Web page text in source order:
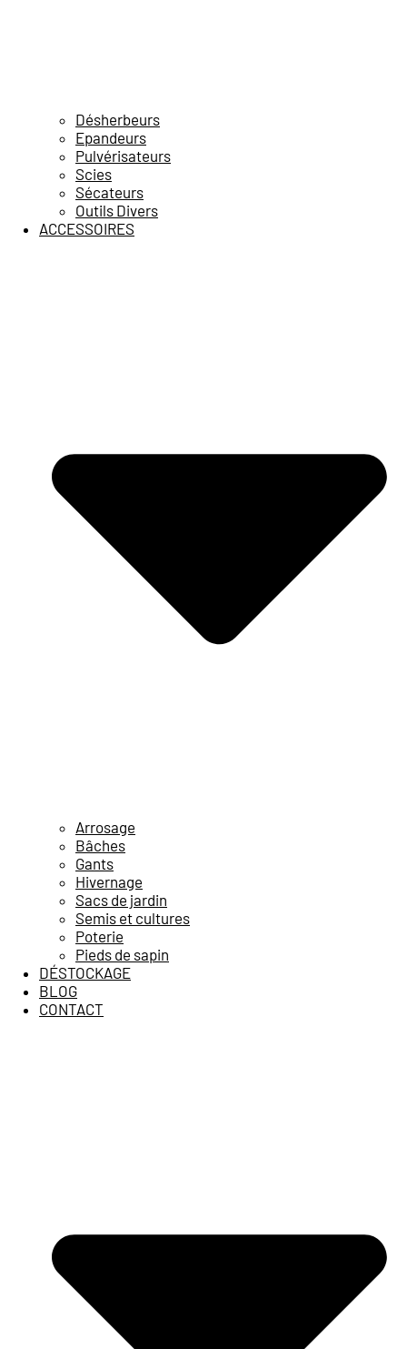
Désherbeurs
Epandeurs
Pulvérisateurs
Scies
Sécateurs
Outils Divers
ACCESSOIRES
Arrosage
Bâches
Gants
Hivernage
Sacs de jardin
Semis et cultures
Poterie
Pieds de sapin
DÉSTOCKAGE
BLOG
CONTACT